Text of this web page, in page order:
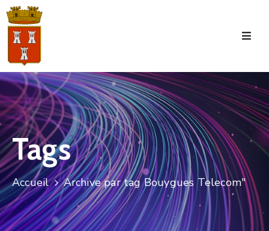
Accueil
La
Commune
Tourisme
Manifestations
Vie
Municipale
Services
Tags
Accueil Archive par tag Bouygues Telecom"